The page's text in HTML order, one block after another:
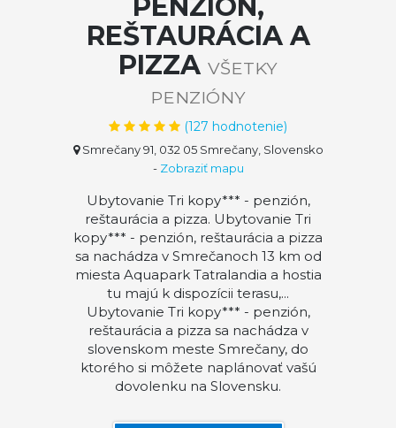
PENZIÓN,
REŠTAURÁCIA A
PIZZA VŠETKY
PENZIÓNY
(127 hodnotenie)
Smrečany 91, 032 05 Smrečany, Slovensko
- Zobraziť mapu
Ubytovanie Tri kopy*** - penzión,
reštaurácia a pizza. Ubytovanie Tri
kopy*** - penzión, reštaurácia a pizza
sa nachádza v Smrečanoch 13 km od
miesta Aquapark Tatralandia a hostia
tu majú k dispozícii terasu,...
Ubytovanie Tri kopy*** - penzión,
reštaurácia a pizza sa nachádza v
slovenskom meste Smrečany, do
ktorého si môžete naplánovať vašú
dovolenku na Slovensku.